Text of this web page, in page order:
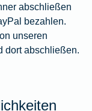
abschließen
bezahlen.
unseren
dort abschließen.